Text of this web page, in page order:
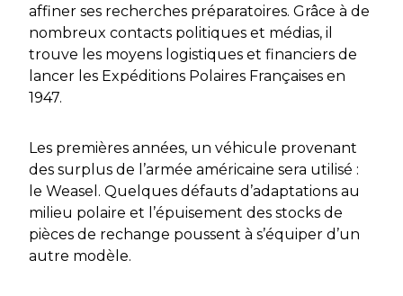
affiner ses recherches préparatoires. Grâce à de
nombreux contacts politiques et médias, il
trouve les moyens logistiques et financiers de
lancer les Expéditions Polaires Françaises en
1947.
Les premières années, un véhicule provenant
des surplus de l’armée américaine sera utilisé :
le Weasel. Quelques défauts d’adaptations au
milieu polaire et l’épuisement des stocks de
pièces de rechange poussent à s’équiper d’un
autre modèle.